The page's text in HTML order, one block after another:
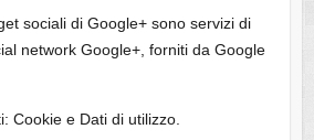
sociali di Google+ sono servizi di
network Google+, forniti da Google
Cookie e Dati di utilizzo.